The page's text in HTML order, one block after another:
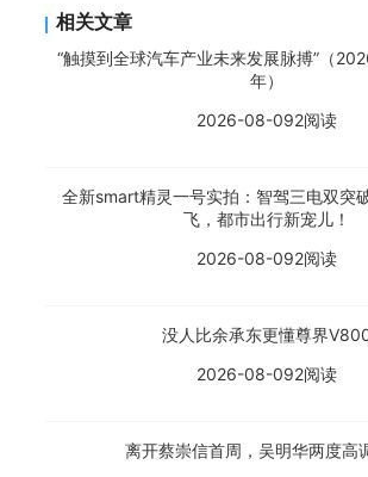
相关文章
“触摸到全球汽车产业未来发展脉搏”（
年）
2026-08-092阅读
全新smart精灵一号实拍：智驾三电双突
飞，都市出行新宠儿！
2026-08-092阅读
没人比余承东更懂尊界
2026-08-092阅读
离开蔡崇信首周，吴明华两度高